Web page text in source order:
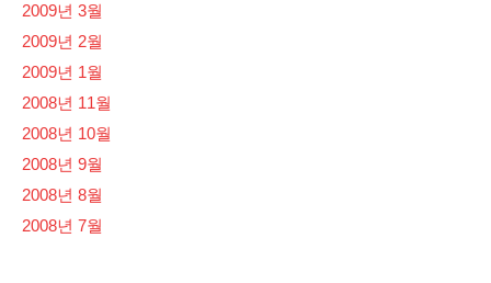
2009년 3월
2009년 2월
2009년 1월
2008년 11월
2008년 10월
2008년 9월
2008년 8월
2008년 7월